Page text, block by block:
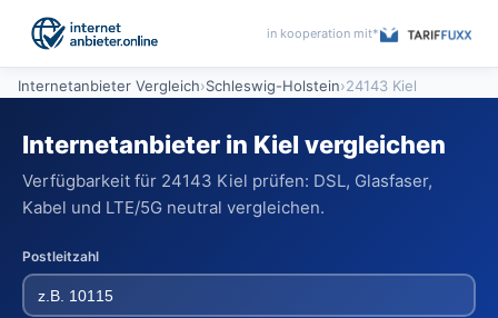
in kooperation mit*
Internetanbieter Vergleich›Schleswig-Holstein›24143 Kiel
Internetanbieter in Kiel vergleichen
Verfügbarkeit für 24143 Kiel prüfen: DSL, Glasfaser,
Kabel und LTE/5G neutral vergleichen.
Postleitzahl